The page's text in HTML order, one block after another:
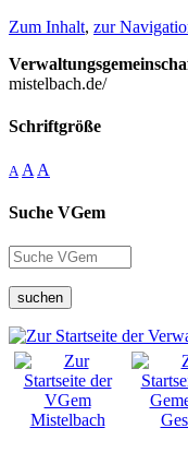
Zum Inhalt, zur
mistelbach.de/
Schriftgröße
A A A
Suche VGem
suchen